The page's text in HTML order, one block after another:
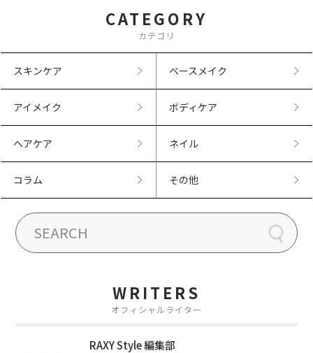
CATEGORY
カテゴリ
スキンケア ベースメイク
アイメイク ボディケア
ヘアケア ネイル
コラム その他
WRITERS
オフィシャルライター
RAXY Style 編集部